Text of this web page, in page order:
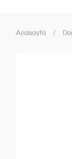
Anasayfa